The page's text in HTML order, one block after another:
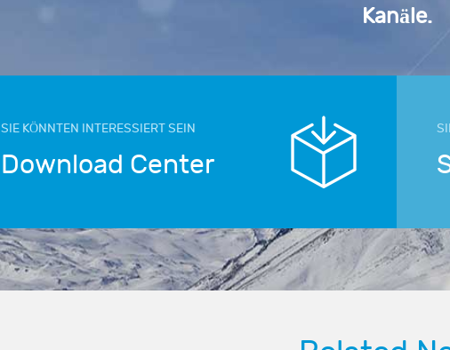
Kanäle.
SIE KÖNNTEN INTERESSIERT SEIN
Download Center